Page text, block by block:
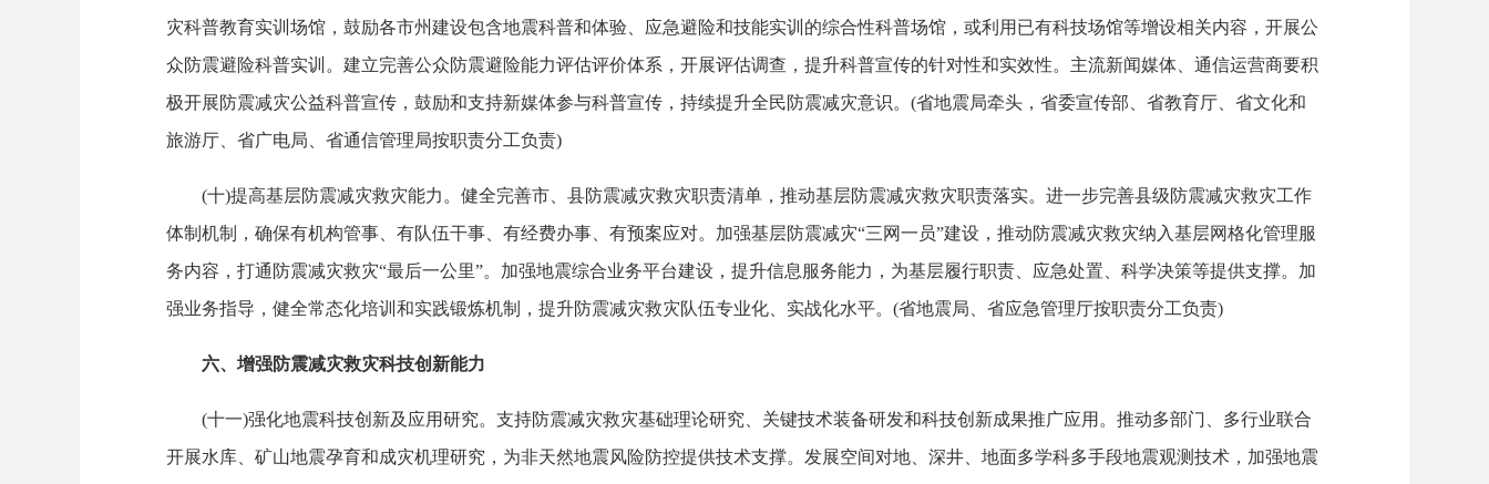
灾科普教育实训场馆，鼓励各市州建设包含地震科普和体验、应急避险和技能实训的综合性科普场馆，或利用已有科技场馆等增设相关内容，开展公
众防震避险科普实训。建立完善公众防震避险能力评估评价体系，开展评估调查，提升科普宣传的针对性和实效性。主流新闻媒体、通信运营商要积
极开展防震减灾公益科普宣传，鼓励和支持新媒体参与科普宣传，持续提升全民防震减灾意识。(省地震局牵头，省委宣传部、省教育厅、省文化和
旅游厅、省广电局、省通信管理局按职责分工负责)
(十)提高基层防震减灾救灾能力。健全完善市、县防震减灾救灾职责清单，推动基层防震减灾救灾职责落实。进一步完善县级防震减灾救灾工作
体制机制，确保有机构管事、有队伍干事、有经费办事、有预案应对。加强基层防震减灾“三网一员”建设，推动防震减灾救灾纳入基层网格化管理服
务内容，打通防震减灾救灾“最后一公里”。加强地震综合业务平台建设，提升信息服务能力，为基层履行职责、应急处置、科学决策等提供支撑。加
强业务指导，健全常态化培训和实践锻炼机制，提升防震减灾救灾队伍专业化、实战化水平。(省地震局、省应急管理厅按职责分工负责)
六、增强防震减灾救灾科技创新能力
(十一)强化地震科技创新及应用研究。支持防震减灾救灾基础理论研究、关键技术装备研发和科技创新成果推广应用。推动多部门、多行业联合
开展水库、矿山地震孕育和成灾机理研究，为非天然地震风险防控提供技术支撑。发展空间对地、深井、地面多学科多手段地震观测技术，加强地震